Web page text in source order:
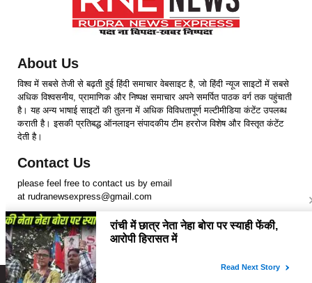
About Us
विश्व में सबसे तेजी से बढ़ती हुई हिंदी समाचार वेबसाइट है, जो हिंदी न्यूज साइटों में सबसे
अधिक विश्वसनीय, प्रामाणिक और निष्पक्ष समाचार अपने समर्पित पाठक वर्ग तक पहुंचाती
है। यह अन्य भाषाई साइटों की तुलना में अधिक विविधतापूर्ण मल्टीमीडिया कंटेंट उपलब्ध
कराती है। इसकी प्रतिबद्ध ऑनलाइन संपादकीय टीम हररोज विशेष और विस्तृत कंटेंट
देती है।
Contact Us
please feel free to contact us by email
at rudranewsexpress@gmail.com
Follow Us
Copyright © 2024 RudraNewsExpress. All rights Reserved.